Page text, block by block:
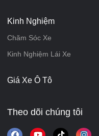
Kinh Nghiệm
Chăm Sóc Xe
Kinh Nghiệm Lái Xe
Giá Xe Ô Tô
Theo dõi chúng tôi